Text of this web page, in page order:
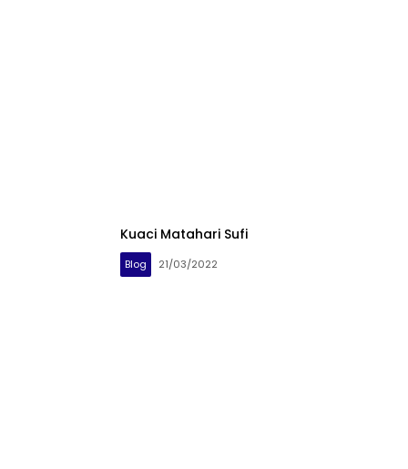
Kuaci Matahari Sufi
Blog 21/03/2022